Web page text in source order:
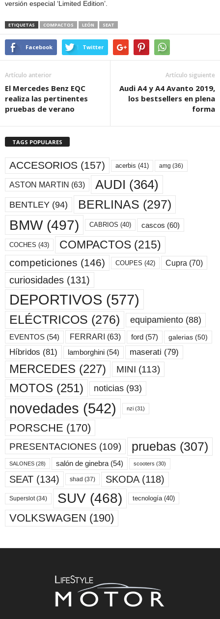
versión especial ‘Limited Edition’.
ETIQUETAS COMPACTOS LEÓN SEAT
Facebook Twitter
Artículo anterior
El Mercedes Benz EQC
realiza las pertinentes
pruebas de verano
Artículo siguiente
Audi A4 y A4 Avanto 2019,
los bestsellers en plena
forma
TAGS POPULARES
ACCESORIOS (157) acerbis (41) amg (36)
ASTON MARTIN (63) AUDI (364)
BENTLEY (94) BERLINAS (297)
BMW(497) CABRIOS (40) cascos (60)
COCHES (43) COMPACTOS (215)
competiciones (146) COUPES (42) Cupra (70)
curiosidades (131)
DEPORTIVOS (577)
ELÉCTRICOS (276) equipamiento (88)
EVENTOS (54) FERRARI (63) ford (57) galerias (50)
Híbridos (81) lamborghini (54) maserati (79)
MERCEDES (227) MINI (113)
MOTOS (251) noticias (93)
novedades (542) nzi (31)
PORSCHE (170)
PRESENTACIONES (109) pruebas (307)
SALONES (28) salón de ginebra(54) scooters (30)
SEAT (134) shad (37) SKODA(118)
Superslot(34) SUV (468) tecnología(40)
VOLKSWAGEN (190)